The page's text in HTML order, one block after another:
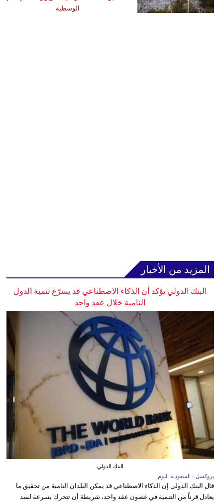
الوسطية
المزيد من الأخبار
البنك الدولي يؤكد أن الذكاء الاصطناعي قد يسرّع تنمية الدول
النامية خلال عقد واحد
البنك الدولي
بروكسل - السعوديه اليوم
قال البنك الدولي إن الذكاء الاصطناعي قد يمكن البلدان النامية من تحقيق ما
يعادل قرناً من التنمية في غضون عقد واحد، شريطة أن تتحرك بسرعة لسد